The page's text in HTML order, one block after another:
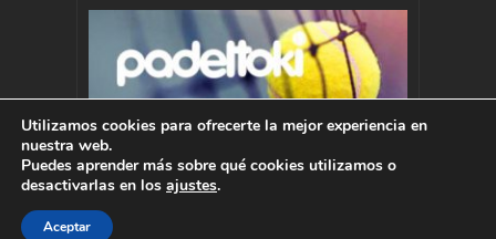
Autor : Pablo Momoitio - pablo@momoitio.com
Utilizamos cookies para ofrecerte la mejor experiencia en
nuestra web.
Puedes aprender más sobre qué cookies utilizamos o
desactivarlas en los ajustes.
Aceptar